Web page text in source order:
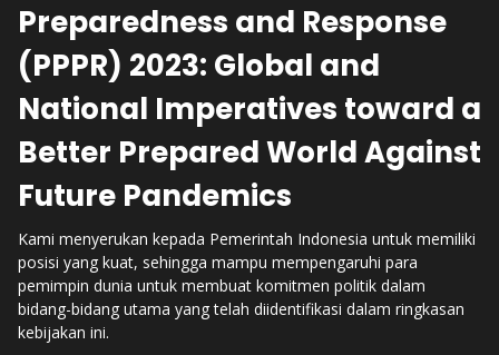
Preparedness and Response
(PPPR) 2023: Global and
National Imperatives toward a
Better Prepared World Against
Future Pandemics
Kami menyerukan kepada Pemerintah Indonesia untuk memiliki
posisi yang kuat, sehingga mampu mempengaruhi para
pemimpin dunia untuk membuat komitmen politik dalam
bidang-bidang utama yang telah diidentifikasi dalam ringkasan
kebijakan ini.